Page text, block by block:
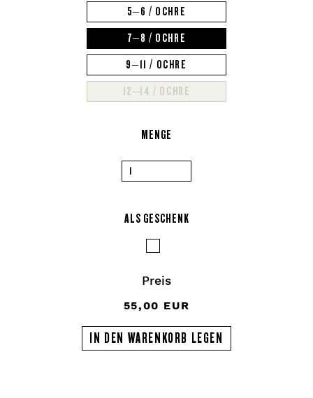
5–6 / OCHRE
7–8 / OCHRE
9–11 / OCHRE
12–14 / OCHRE
MENGE
ALS GESCHENK
Preis
55,00 EUR
IN DEN WARENKORB LEGEN